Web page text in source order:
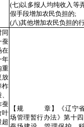
(七)以多报人均纯收入等
假手段增加农民负担的;
(八)其他增加农民负担的
同
蚕
在
年
重
放
柞
蚕
叶
超
【规 章】《辽宁省
场管理暂行办法》第十